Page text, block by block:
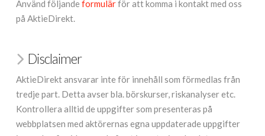
Använd följande formulärför att komma i kontakt med oss
på AktieDirekt.
Disclaimer
AktieDirekt ansvarar inte för innehåll som förmedlas från
tredje part. Detta avser bla. börskurser, riskanalyser etc.
Kontrollera alltid de uppgifter som presenteras på
webbplatsen med aktörernas egna uppdaterade uppgifter